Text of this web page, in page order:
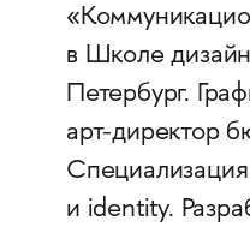
в Школе
Петербург.
арт-директор
и identity.